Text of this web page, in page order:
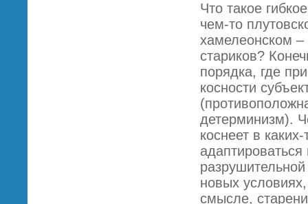
Что такое
чем-то
хамелеонском –
стариков?
порядка, где
косности
детерминизм).
коснеет в
новых
смысле,